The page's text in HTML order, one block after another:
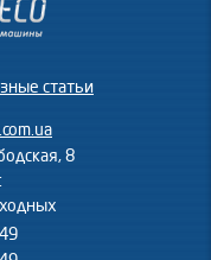
статьи
8